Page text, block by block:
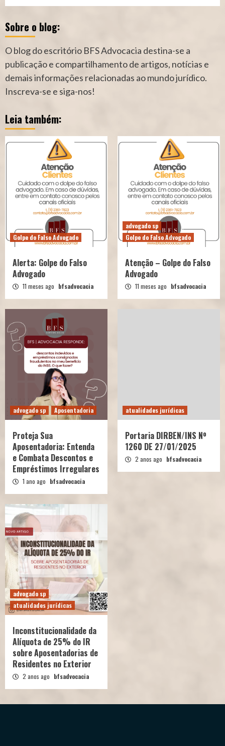
Sobre o blog:
O blog do escritório BFS Advocacia destina-se a
publicação e compartilhamento de artigos, notícias e
demais informações relacionadas ao mundo jurídico.
Inscreva-se e siga-nos!
Leia também:
Golpe do Falso Advogado
Alerta: Golpe do Falso
Advogado
11 meses ago bfsadvocacia
advogado sp
Golpe do Falso Advogado
Atenção – Golpe do Falso
Advogado
11 meses ago bfsadvocacia
advogado sp Aposentadoria
Proteja Sua
Aposentadoria: Entenda
e Combata Descontos e
Empréstimos Irregulares
1 ano ago bfsadvocacia
atualidades jurídicas
Portaria DIRBEN/INS Nº
1260 DE 27/01/2025
2 anos ago bfsadvocacia
advogado sp
atualidades jurídicas
Inconstitucionalidade da
Alíquota de 25% do IR
sobre Aposentadorias de
Residentes no Exterior
2 anos ago bfsadvocacia